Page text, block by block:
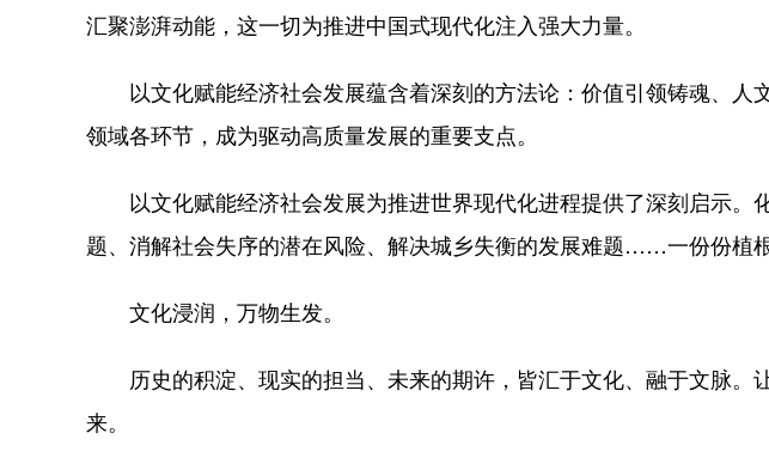
汇聚澎湃动能，这一切为推进中国式现代化注入强大力量。
以文化赋能经济社会发展蕴含着深刻的方法论：价值引领铸魂、人
领域各环节，成为驱动高质量发展的重要支点。
以文化赋能经济社会发展为推进世界现代化进程提供了深刻启示。
题、消解社会失序的潜在风险、解决城乡失衡的发展难题……一份份植
文化浸润，万物生发。
历史的积淀、现实的担当、未来的期许，皆汇于文化、融于文脉。
来。